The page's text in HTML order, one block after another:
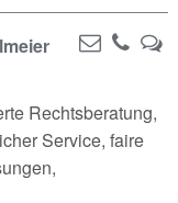
Rechtsberatung,
Service, faire